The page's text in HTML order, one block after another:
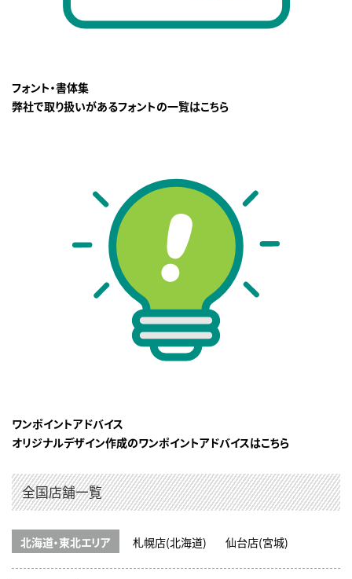
フォント・書体集
弊社で取り扱いがあるフォントの一覧はこちら
ワンポイントアドバイス
オリジナルデザイン作成のワンポイントアドバイスはこちら
全国店舗一覧
北海道・東北エリア 札幌店(北海道) 仙台店(宮城)